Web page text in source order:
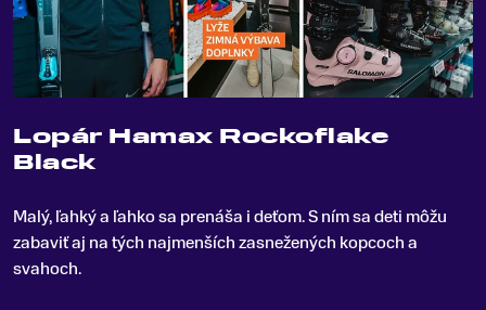
Lopár Hamax Rockoflake
Black
Malý, ľahký a ľahko sa prenáša i deťom.S ním sa deti môžu
zabaviť aj na tých najmenších zasnežených kopcoch a
svahoch.